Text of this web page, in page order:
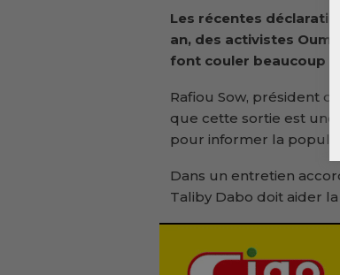
Les récentes
an, des activistes
font couler beaucoup
Rafiou Sow, président
que cette sortie est une
pour informer la
Dans un entretien
Taliby Dabo doit aider